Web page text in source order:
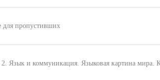
для пропустивших
Язык и коммуникация. Языковая картина мира.